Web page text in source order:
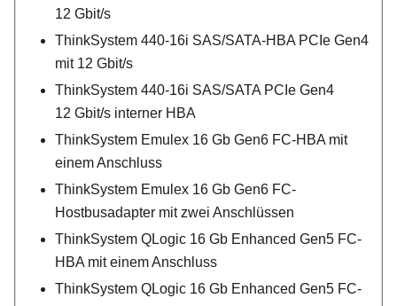
12 Gbit/s
ThinkSystem 440-16i SAS/SATA-HBA PCIe Gen4
mit 12 Gbit/s
ThinkSystem 440-16i SAS/SATA PCIe Gen4
12 Gbit/s interner HBA
ThinkSystem Emulex 16 Gb Gen6 FC-HBA mit
einem Anschluss
ThinkSystem Emulex 16 Gb Gen6 FC-
Hostbusadapter mit zwei Anschlüssen
ThinkSystem QLogic 16 Gb Enhanced Gen5 FC-
HBA mit einem Anschluss
ThinkSystem QLogic 16 Gb Enhanced Gen5 FC-